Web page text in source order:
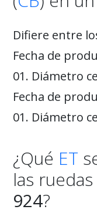
Difiere entre
Fecha de
01. Diámetro
Fecha de
01. Diámetro
¿Qué ET
las
924?